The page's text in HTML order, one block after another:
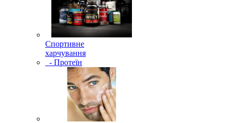
Спортивне
харчування
- Протеїн